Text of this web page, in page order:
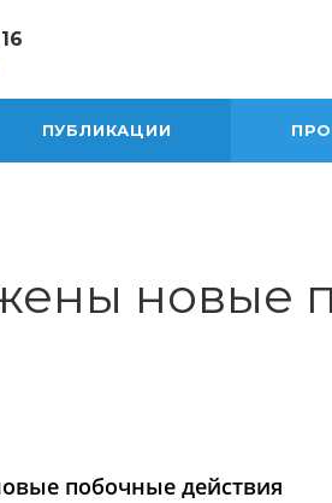
ПУБЛИКАЦИИ
новые
побочные действия